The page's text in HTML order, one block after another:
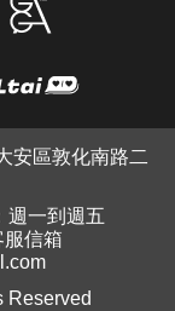
安區敦化南路二
週一到週五
信箱
Reserved